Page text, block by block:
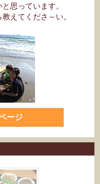
思っています。
えてくださ～い。
ージ